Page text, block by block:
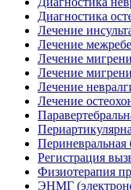
Диагностика
Лечение
Лечение
Лечение мигрени
Лечение
Лечение
Лечение
Периневральная
Регистрация
Физиотерапия
ЭНМГ